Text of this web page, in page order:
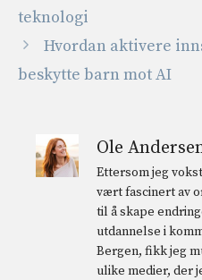
teknologi
Hvordan aktivere
beskytte barn mot AI
Ole
Ettersom jeg
vært fascinert av
til å skape
utdannelse i
Bergen, fikk jeg
ulike medier, der